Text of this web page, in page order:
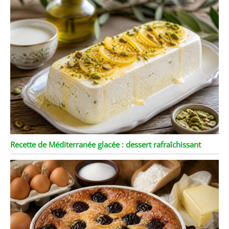
Recette de Méditerranée glacée : dessert rafraîchissant